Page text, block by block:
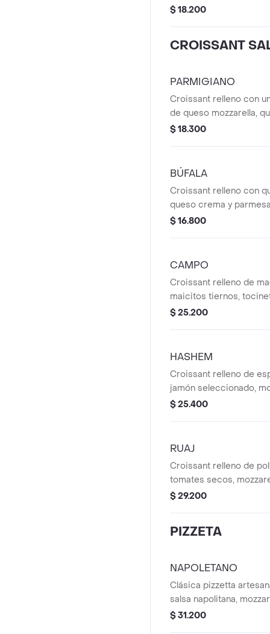
$ 18.200
CROISSANT
PARMIGIANO
Croissant relleno con
de queso mozzarella,
queso crema y
$ 18.300
BÚFALA
Croissant relleno con
queso crema y
combinación elegante
cortesía.
$ 16.800
CAMPO
Croissant relleno de
maicitos tiernos,
mozzarella fundida. Una
$ 25.200
HASHEM
Croissant relleno de
jamón seleccionado,
pimentón artesanal.
té Hatsu de cortesía.
$ 25.400
RUAJ
Croissant relleno de
tomates secos,
lechugas baby, queso
elegante y
$ 29.200
PIZZETA
NAPOLETANO
Clásica pizzetta
salsa napolitana,
tomate fresco y hojas
$ 31.200